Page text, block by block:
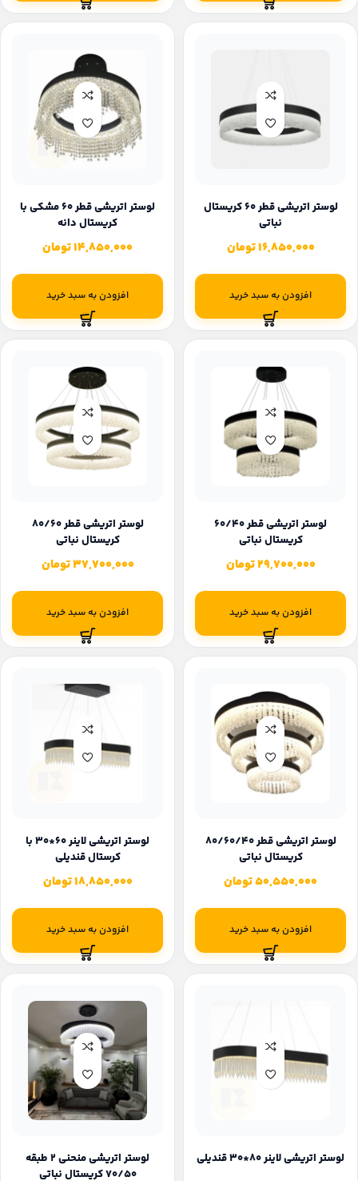
لوستر اتریشی قطر ۶۰ کریستال
نباتی
16,850,000تومان
افزودن به سبد خرید
لوستر اتریشی قطر 60 مشکی با
کریستال دانه
14,850,000تومان
افزودن به سبد خرید
لوستر اتریشی قطر 60/40
کریستال نباتی
29,700,000تومان
افزودن به سبد خرید
لوستر اتریشی قطر 80/60
کریستال نباتی
37,700,000تومان
افزودن به سبد خرید
لوستر اتریشی قطر 80/60/40
کریستال نباتی
50,550,000تومان
افزودن به سبد خرید
لوستر اتریشی لاینر 60*30 با
کرستال قندیلی
18,850,000تومان
افزودن به سبد خرید
لوستر اتریشی لاینر 80*30 قندیلی
لوستر اتریشی منحنی 2 طبقه
70/50 کریستال نباتی